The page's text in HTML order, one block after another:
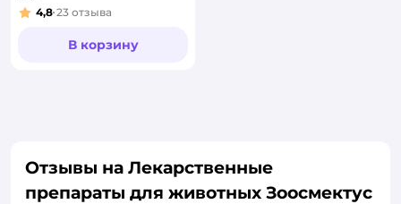
Рейтинг:
4,8 23 отзыва
В корзину
Отзывы на Лекарственные
препараты для животных Зоосмектус